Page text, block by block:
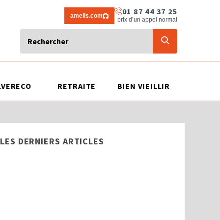
amelis.com 01 87 44 37 25
prix d’un appel normal
RETRAITE BIEN VIEILLIR
LES DERNIERS ARTICLES